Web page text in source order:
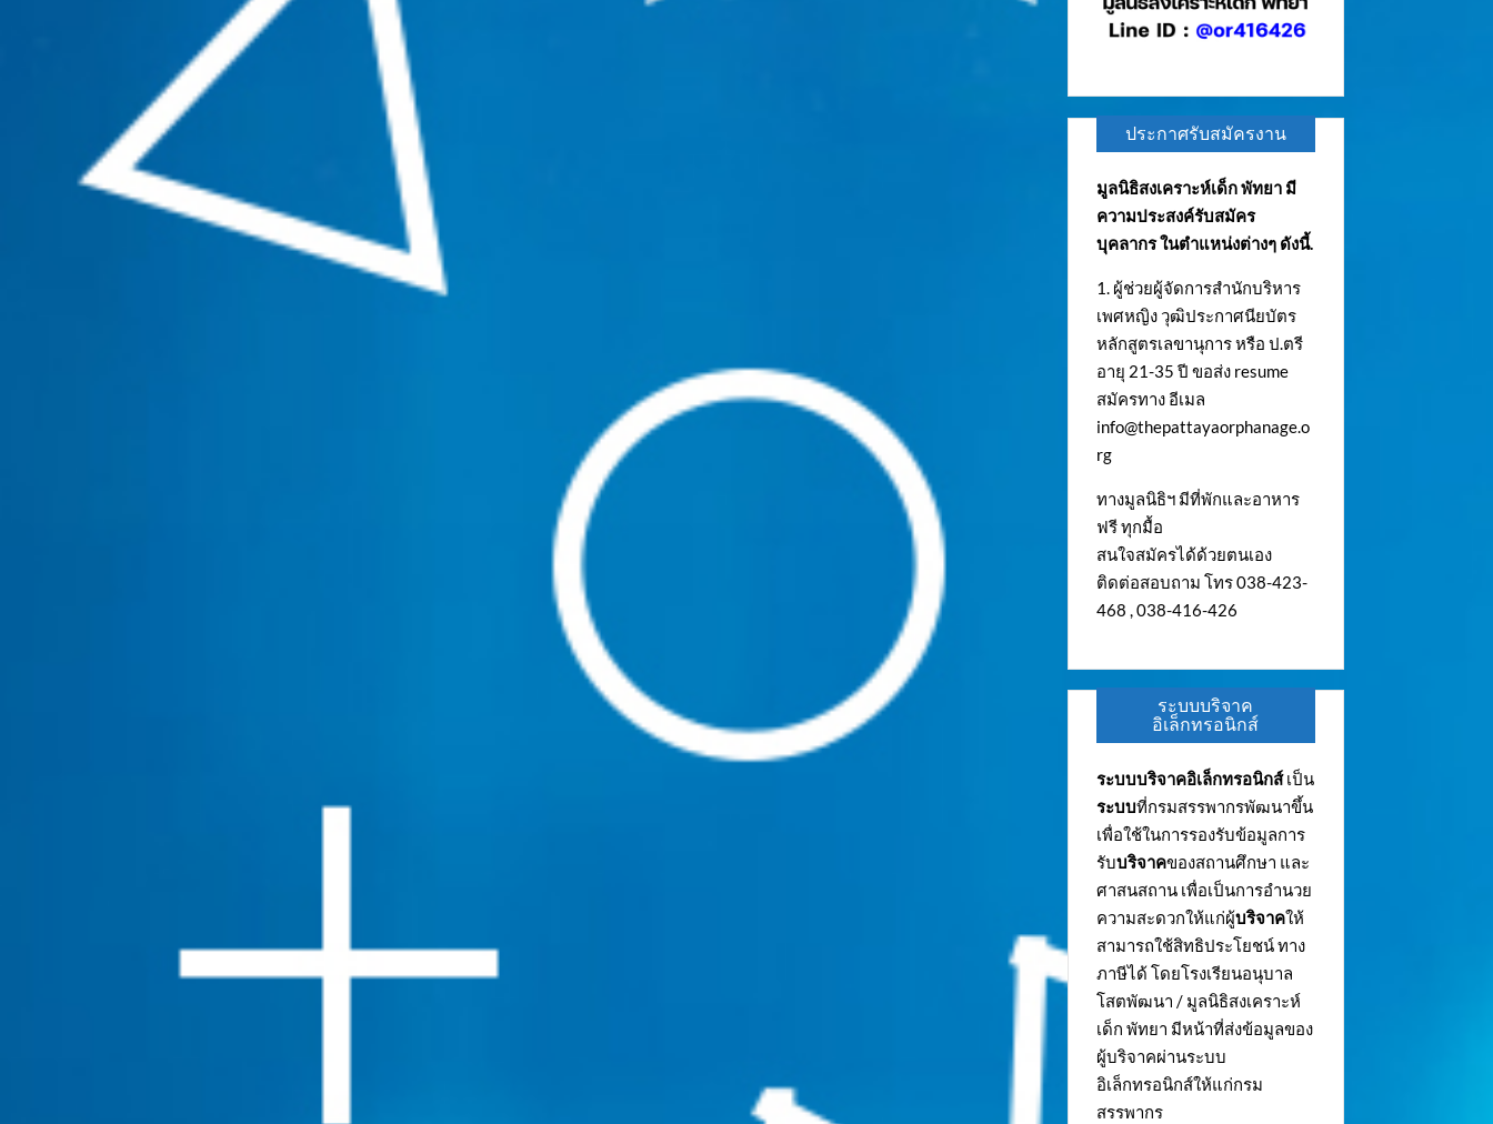
ประกาศรับสมัครงาน
มูลนิธิสงเคราะห์เด็ก พัทยา มี
ความประสงค์รับสมัคร
บุคลากร ในตำแหน่งต่างๆ ดังนี้.
1. ผู้ช่วยผู้จัดการสำนักบริหาร
เพศหญิง วุฒิประกาศนียบัตร
หลักสูตรเลขานุการ หรือ ป.ตรี
อายุ 21-35 ปี ขอส่ง resume
สมัครทาง อีเมล
info@thepattayaorphanage.o
rg
ทางมูลนิธิฯ มีที่พักและอาหาร
ฟรี ทุกมื้อ
สนใจสมัครได้ด้วยตนเอง
ติดต่อสอบถาม โทร 038-423-
468 , 038-416-426
ระบบบริจาค
อิเล็กทรอนิกส์
ระบบบริจาคอิเล็กทรอนิกส์เป็น
ระบบที่กรมสรรพากรพัฒนาขึ้น
เพื่อใช้ในการรองรับข้อมูลการ
รับบริจาคของสถานศึกษา และ
ศาสนสถาน เพื่อเป็นการอำนวย
ความสะดวกให้แก่ผู้บริจาคให้
สามารถใช้สิทธิประโยชน์ ทาง
ภาษีได้ โดยโรงเรียนอนุบาล
โสตพัฒนา / มูลนิธิสงเคราะห์
เด็ก พัทยา มีหน้าที่ส่งข้อมูลของ
ผู้บริจาคผ่านระบบ
อิเล็กทรอนิกส์ให้แก่กรม
สรรพากร